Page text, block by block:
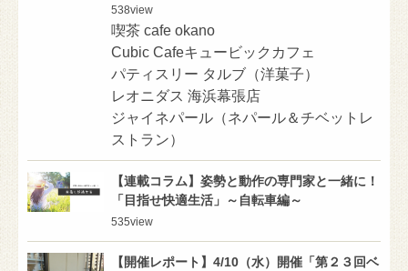
538view
喫茶 cafe okano
Cubic Cafeキュービックカフェ
パティスリー タルブ（洋菓子）
レオニダス 海浜幕張店
ジャイネパール（ネパール＆チベットレ
ストラン）
【連載コラム】姿勢と動作の専門家と一緒に！
「目指せ快適生活」～自転車編～
535view
【開催レポート】4/10（水）開催「第２３回ベ